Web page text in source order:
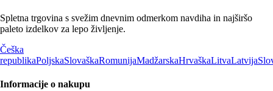
Spletna trgovina s svežim dnevnim odmerkom navdiha in najširšo
paleto izdelkov za lepo življenje.
Češka
republikaPoljskaSlovaškaRomunijaMadžarskaHrvaškaLitvaLatvija
Informacije o nakupu